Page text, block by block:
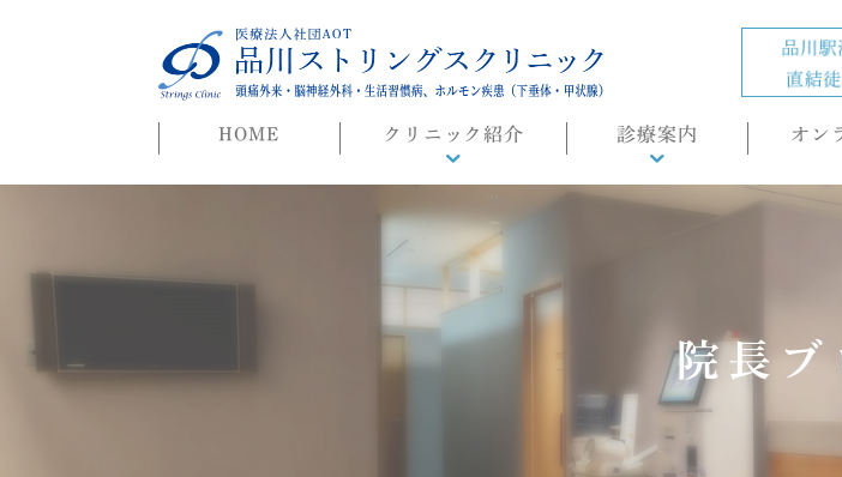
HOME クリニック紹介
院長ごあいさつ
迷惑行為に対する当院の
診療案内
診療概要
肥満症(ダイエット)外来
内科・生活習慣病
睡眠時無呼吸症候群
（SAS）/CPAP治療
オン
院長ブ